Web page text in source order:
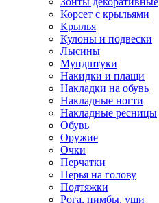
Корсет с крыльями
Крылья
Кулоны и подвески
Лысины
Мундштуки
Накидки и плащи
Накладки на обувь
Накладные ногти
Накладные ресницы
Обувь
Оружие
Очки
Перчатки
Перья на голову
Подтяжки
Рога, нимбы, уши